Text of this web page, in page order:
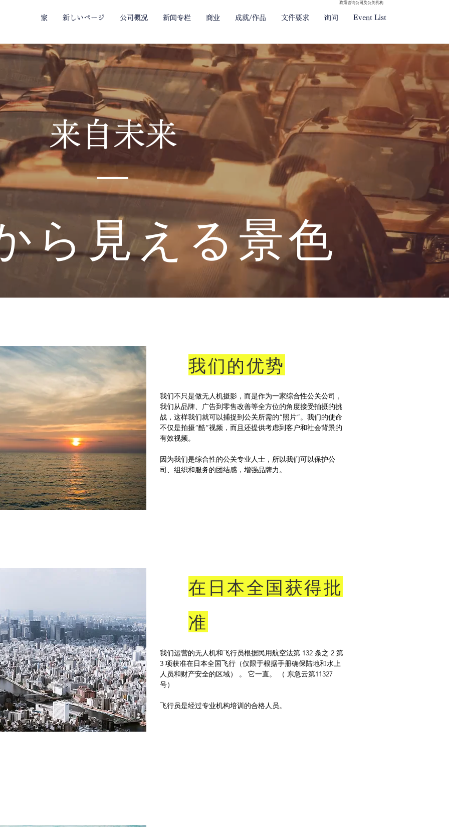
政策咨询公司及公关机构
家 新しいページ 公司概况 新闻专栏 商业 成就/作品 文件要求 询问 Event List
来自未来
ら見える景色
我们的优势
我们不只是做无人机摄影，而是作为一家综合性公关公司，
我们从品牌、广告到零售改善等全方位的角度接受拍摄的挑
战，这样我们就可以捕捉到公关所需的“照片”。我们的使命
不仅是拍摄“酷”视频，而且还提供考虑到客户和社会背景的
有效视频。
因为我们是综合性的公关专业人士，所以我们可以保护公
司、组织和服务的团结感，增强品牌力。
在日本全国获得批
准
我们运营的无人机和飞行员根据民用航空法第 132 条之 2 第
3 项获准在日本全国飞行（仅限于根据手册确保陆地和水上
人员和财产安全的区域） 。 它一直。 （ 东急云第11327
号）
飞行员是经过专业机构培训的合格人员。